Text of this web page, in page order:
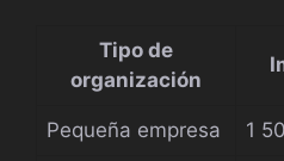
Tipo de
organización
Pequeña empresa 1